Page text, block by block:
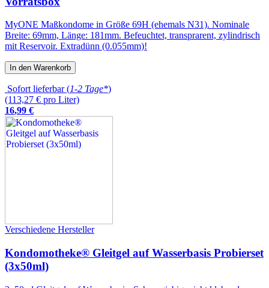
MyONE Maßkondome in Größe 69H (ehemals N31). Nominale
Breite: 69mm, Länge: 181mm. Befeuchtet, transprarent, zylindrisch
mit Reservoir. Extradünn (0.055mm)!
In den Warenkorb
Sofort lieferbar (1-2 Tage*)
(113,27 € pro Liter)
16,99 €
Verschiedene Hersteller
Kondomotheke® Gleitgel auf Wasserbasis Probierset
(3x50ml)